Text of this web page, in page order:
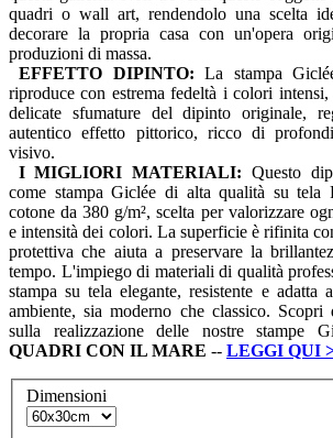
quadri o wall art, rendendolo una scelta
decorare la propria casa con un'opera
produzioni di massa.
EFFETTO DIPINTO: La stampa
riproduce con estrema fedeltà i colori
delicate sfumature del dipinto originale,
autentico effetto pittorico, ricco di
visivo.
I MIGLIORI MATERIALI: Questo
come stampa Giclée di alta qualità su tela
cotone da 380 g/m², scelta per valorizzare
e intensità dei colori. La superficie è rifinita
protettiva che aiuta a preservare la
tempo. L'impiego di materiali di qualità
stampa su tela elegante, resistente e adatta
ambiente, sia moderno che classico.
sulla realizzazione delle nostre stampe
QUADRI CON IL MARE -- LEGGI QUI
Dimensioni